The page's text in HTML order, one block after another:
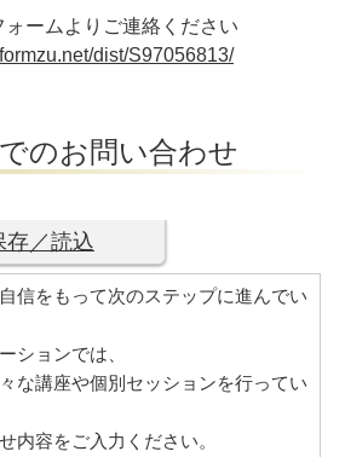
ォームよりご連絡ください
dist/S97056813/
のお問い合わせ